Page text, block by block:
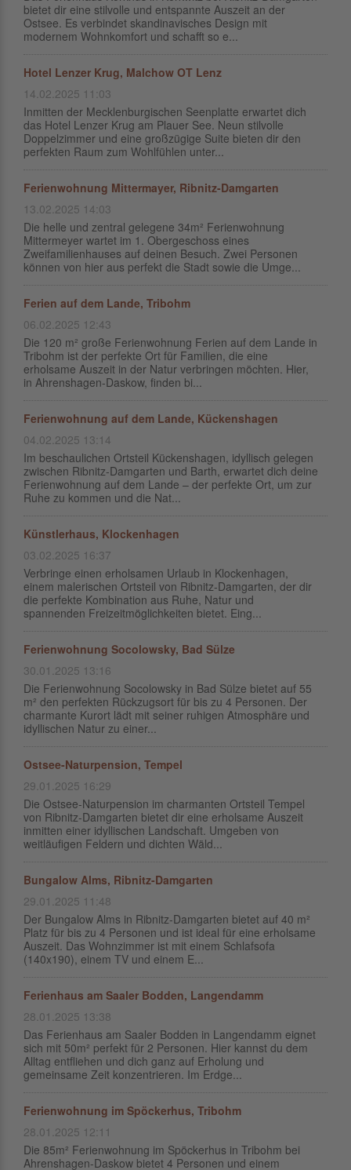
bietet dir eine stilvolle und entspannte Auszeit an der
Ostsee. Es verbindet skandinavisches Design mit
modernem Wohnkomfort und schafft so e...
Hotel Lenzer Krug, Malchow OT Lenz
14.02.2025 11:03
Inmitten der Mecklenburgischen Seenplatte erwartet dich
das Hotel Lenzer Krug am Plauer See. Neun stilvolle
Doppelzimmer und eine großzügige Suite bieten dir den
perfekten Raum zum Wohlfühlen unter...
Ferienwohnung Mittermayer, Ribnitz-Damgarten
13.02.2025 14:03
Die helle und zentral gelegene 34m² Ferienwohnung
Mittermeyer wartet im 1. Obergeschoss eines
Zweifamilienhauses auf deinen Besuch. Zwei Personen
können von hier aus perfekt die Stadt sowie die Umge...
Ferien auf dem Lande, Tribohm
06.02.2025 12:43
Die 120 m² große Ferienwohnung Ferien auf dem Lande in
Tribohm ist der perfekte Ort für Familien, die eine
erholsame Auszeit in der Natur verbringen möchten. Hier,
in Ahrenshagen-Daskow, finden bi...
Ferienwohnung auf dem Lande, Kückenshagen
04.02.2025 13:14
Im beschaulichen Ortsteil Kückenshagen, idyllisch gelegen
zwischen Ribnitz-Damgarten und Barth, erwartet dich deine
Ferienwohnung auf dem Lande – der perfekte Ort, um zur
Ruhe zu kommen und die Nat...
Künstlerhaus, Klockenhagen
03.02.2025 16:37
Verbringe einen erholsamen Urlaub in Klockenhagen,
einem malerischen Ortsteil von Ribnitz-Damgarten, der dir
die perfekte Kombination aus Ruhe, Natur und
spannenden Freizeitmöglichkeiten bietet. Eing...
Ferienwohnung Socolowsky, Bad Sülze
30.01.2025 13:16
Die Ferienwohnung Socolowsky in Bad Sülze bietet auf 55
m² den perfekten Rückzugsort für bis zu 4 Personen. Der
charmante Kurort lädt mit seiner ruhigen Atmosphäre und
idyllischen Natur zu einer...
Ostsee-Naturpension, Tempel
29.01.2025 16:29
Die Ostsee-Naturpension im charmanten Ortsteil Tempel
von Ribnitz-Damgarten bietet dir eine erholsame Auszeit
inmitten einer idyllischen Landschaft. Umgeben von
weitläufigen Feldern und dichten Wäld...
Bungalow Alms, Ribnitz-Damgarten
29.01.2025 11:48
Der Bungalow Alms in Ribnitz-Damgarten bietet auf 40 m²
Platz für bis zu 4 Personen und ist ideal für eine erholsame
Auszeit. Das Wohnzimmer ist mit einem Schlafsofa
(140x190), einem TV und einem E...
Ferienhaus am Saaler Bodden, Langendamm
28.01.2025 13:38
Das Ferienhaus am Saaler Bodden in Langendamm eignet
sich mit 50m² perfekt für 2 Personen. Hier kannst du dem
Alltag entfliehen und dich ganz auf Erholung und
gemeinsame Zeit konzentrieren. Im Erdge...
Ferienwohnung im Spöckerhus, Tribohm
28.01.2025 12:11
Die 85m² Ferienwohnung im Spöckerhus in Tribohm bei
Ahrenshagen-Daskow bietet 4 Personen und einem